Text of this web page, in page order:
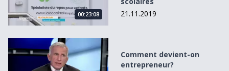
00:23:08
21.11.2019
Comment devient-on entrepreneur?
Comment devient-on
entrepreneur?